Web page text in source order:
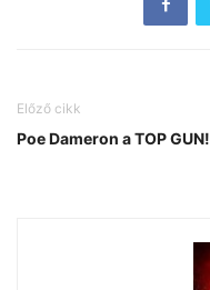
Előző cikk
Poe Dameron a TOP GUN!